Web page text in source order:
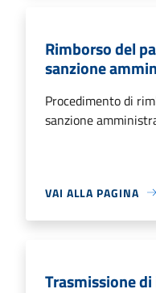
Rimborso del
sanzione
Procedimento di
sanzione
VAI ALLA PAGINA
Trasmissione